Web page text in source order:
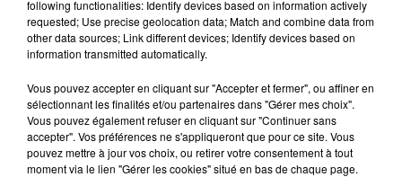
Alors que les dates de début des vendange 2026
s'est avéré être plus précoce que prévu,
l'inspection du Travail en profite pour rappeler
les conditions de...
8h14
8h14 8h11
8h11
following functionalities: Identify devices based on information actively
requested; Use precise geolocation data; Match and combine data from
other data sources; Link different devices; Identify devices based on
information transmitted automatically.
Vous pouvez accepter en cliquant sur "Accepter et fermer", ou affiner en
sélectionnant les finalités et/ou partenaires dans "Gérer mes choix".
Vous pouvez également refuser en cliquant sur "Continuer sans
accepter". Vos préférences ne s'appliqueront que pour ce site. Vous
pouvez mettre à jour vos choix, ou retirer votre consentement à tout
moment via le lien "Gérer les cookies" situé en bas de chaque page.